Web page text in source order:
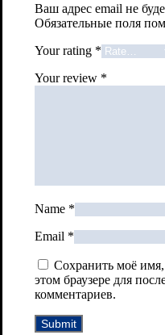
Ваш адрес email не
Обязательные поля
Your rating *
Your review *
Name *
Email *
Сохранить моё имя,
этом браузере для
комментариев.